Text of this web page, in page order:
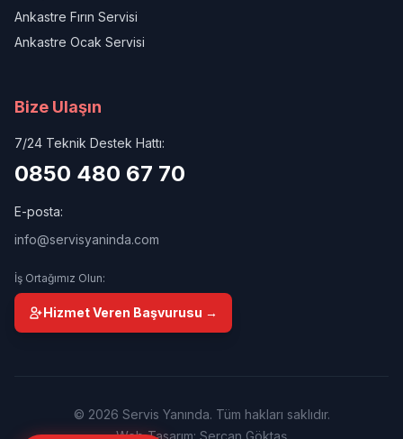
Ankastre Fırın Servisi
Ankastre Ocak Servisi
Bize Ulaşın
7/24 Teknik Destek Hattı:
0850 480 67 70
E-posta:
info@servisyaninda.com
İş Ortağımız Olun:
Hizmet Veren Başvurusu →
© 2026 Servis Yanında. Tüm hakları saklıdır.
Web Tasarım: Sercan Göktaş